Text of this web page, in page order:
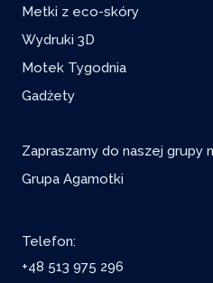
Metki z eco-skóry
Wydruki 3D
Motek Tygodnia
Gadżety
Zapraszamy do naszej grupy
Grupa Agamotki
Telefon:
+48 513 975 296